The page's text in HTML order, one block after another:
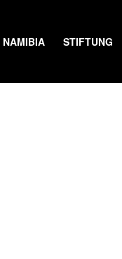
NAMIBIA STIFTUNG